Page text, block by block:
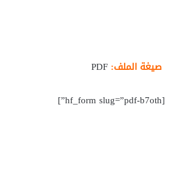
صيغة الملف:
[hf_form slug=”pdf-b7oth”]